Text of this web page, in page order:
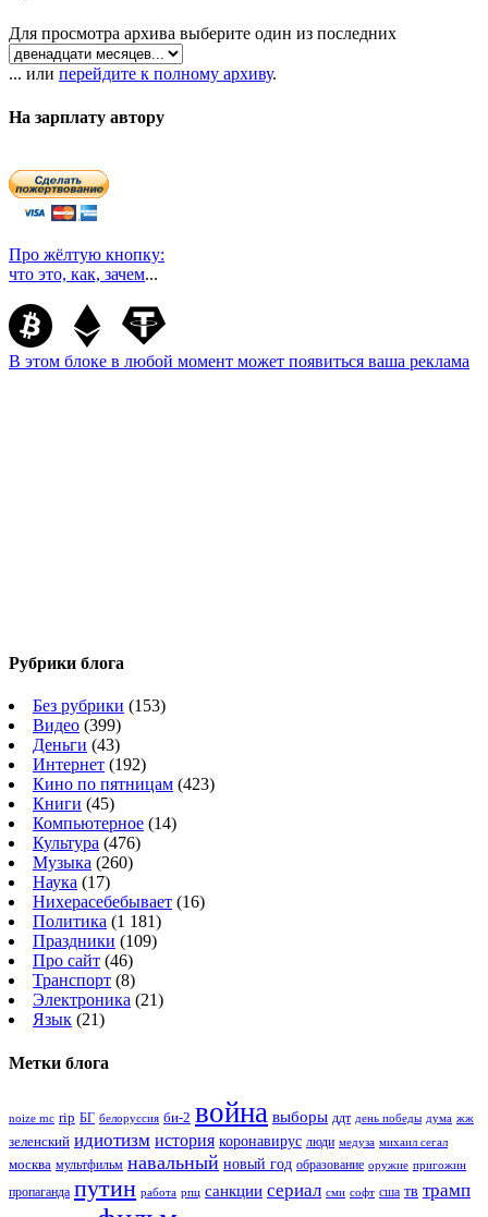
Для просмотра архива выберите один из последних
... или перейдите к полному архиву.
На зарплату автору
Про жёлтую кнопку:
что это, как, зачем...
В этом блоке в любой момент может появиться ваша реклама
Рубрики блога
Без рубрики (153)
Видео (399)
Деньги (43)
Интернет (192)
Кино по пятницам (423)
Книги (45)
Компьютерное (14)
Культура (476)
Музыка (260)
Наука (17)
Нихерасебебывает (16)
Политика (1 181)
Праздники (109)
Про сайт (46)
Транспорт (8)
Электроника (21)
Язык (21)
Метки блога
noize mc rip БГ белоруссия би-2 война выборы ддт день победы дума жж
зеленский идиотизм история коронавирус люди медуза михаил сегал
москва мультфильм навальный новый год образование оружие пригожин
пропаганда путин работа рпц санкции сериал сми софт сша тв трамп